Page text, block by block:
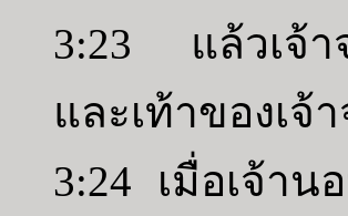
3:23 แล้วเจ้า
และเท้าของเจ้
3:24 เมื่อเจ้า